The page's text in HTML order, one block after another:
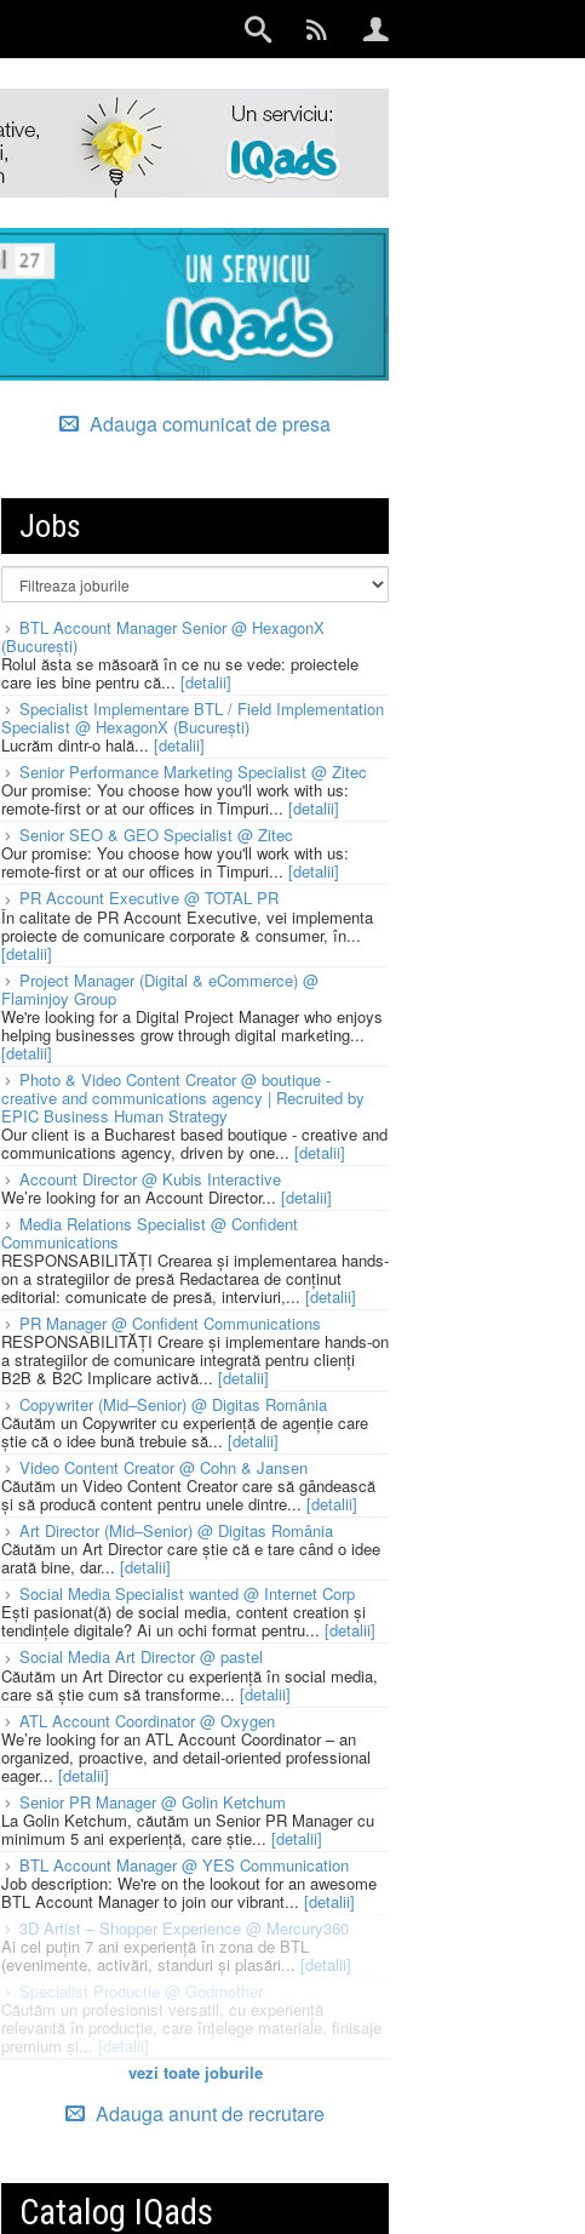
Adauga comunicat de presa
Jobs
BTL Account Manager Senior @ HexagonX
(București)
Rolul ăsta se măsoară în ce nu se vede: proiectele
care ies bine pentru că... [detalii]
Specialist Implementare BTL / Field Implementation
Specialist @ HexagonX (București)
Lucrăm dintr-o hală... [detalii]
Senior Performance Marketing Specialist @ Zitec
Our promise: You choose how you'll work with us:
remote-first or at our offices in Timpuri... [detalii]
Senior SEO & GEO Specialist @ Zitec
Our promise: You choose how you'll work with us:
remote-first or at our offices in Timpuri... [detalii]
PR Account Executive @ TOTAL PR
În calitate de PR Account Executive, vei implementa
proiecte de comunicare corporate & consumer, în...
[detalii]
Project Manager (Digital & eCommerce) @
Flaminjoy Group
We're looking for a Digital Project Manager who enjoys
helping businesses grow through digital marketing...
[detalii]
Photo & Video Content Creator @ boutique -
creative and communications agency | Recruited by
EPIC Business Human Strategy
Our client is a Bucharest based boutique - creative and
communications agency, driven by one... [detalii]
Account Director @ Kubis Interactive
We’re looking for an Account Director... [detalii]
Media Relations Specialist @ Confident
Communications
RESPONSABILITĂȚI Crearea și implementarea hands-
on a strategiilor de presă Redactarea de conținut
editorial: comunicate de presă, interviuri,... [detalii]
PR Manager @ Confident Communications
RESPONSABILITĂȚI Creare și implementare hands-on
a strategiilor de comunicare integrată pentru clienți
B2B & B2C Implicare activă... [detalii]
Copywriter (Mid–Senior) @ Digitas România
Căutăm un Copywriter cu experiență de agenție care
știe că o idee bună trebuie să... [detalii]
Video Content Creator @ Cohn & Jansen
Căutăm un Video Content Creator care să gândească
și să producă content pentru unele dintre... [detalii]
Art Director (Mid–Senior) @ Digitas România
Căutăm un Art Director care știe că e tare când o idee
arată bine, dar... [detalii]
Social Media Specialist wanted @ Internet Corp
Ești pasionat(ă) de social media, content creation și
tendințele digitale? Ai un ochi format pentru... [detalii]
Social Media Art Director @ pastel
Căutăm un Art Director cu experiență în social media,
care să știe cum să transforme... [detalii]
ATL Account Coordinator @ Oxygen
We’re looking for an ATL Account Coordinator – an
organized, proactive, and detail-oriented professional
eager... [detalii]
Senior PR Manager @ Golin Ketchum
La Golin Ketchum, căutăm un Senior PR Manager cu
minimum 5 ani experiență, care știe... [detalii]
BTL Account Manager @ YES Communication
Job description: We're on the lookout for an awesome
BTL Account Manager to join our vibrant... [detalii]
3D Artist – Shopper Experience @ Mercury360
Ai cel puțin 7 ani experiență în zona de BTL
(evenimente, activări, standuri și plasări... [detalii]
Specialist Productie @ Godmother
Căutăm un profesionist versatil, cu experiență
relevantă în producție, care înțelege materiale, finisaje
premium și... [detalii]
vezi toate joburile
Adauga anunt de recrutare
Catalog IQads